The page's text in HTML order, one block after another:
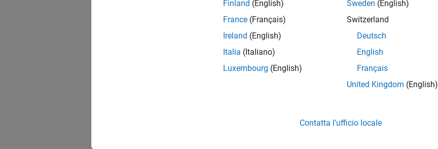
Finland (English)
France (Français)
Ireland (English)
Italia (Italiano)
Luxembourg (English)
Sweden (English)
Switzerland
Deutsch
English
Français
United Kingdom (English)
Contatta l’ufficio locale